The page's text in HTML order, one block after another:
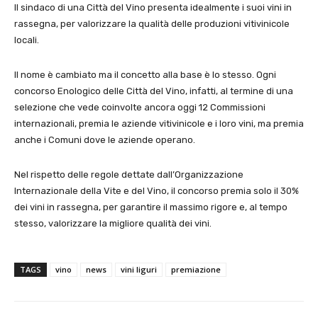
Il sindaco di una Città del Vino presenta idealmente i suoi vini in
rassegna, per valorizzare la qualità delle produzioni vitivinicole
locali.
Il nome è cambiato ma il concetto alla base è lo stesso. Ogni
concorso Enologico delle Città del Vino, infatti, al termine di una
selezione che vede coinvolte ancora oggi 12 Commissioni
internazionali, premia le aziende vitivinicole e i loro vini, ma premia
anche i Comuni dove le aziende operano.
Nel rispetto delle regole dettate dall’Organizzazione
Internazionale della Vite e del Vino, il concorso premia solo il 30%
dei vini in rassegna, per garantire il massimo rigore e, al tempo
stesso, valorizzare la migliore qualità dei vini.
TAGS vino news vini liguri premiazione